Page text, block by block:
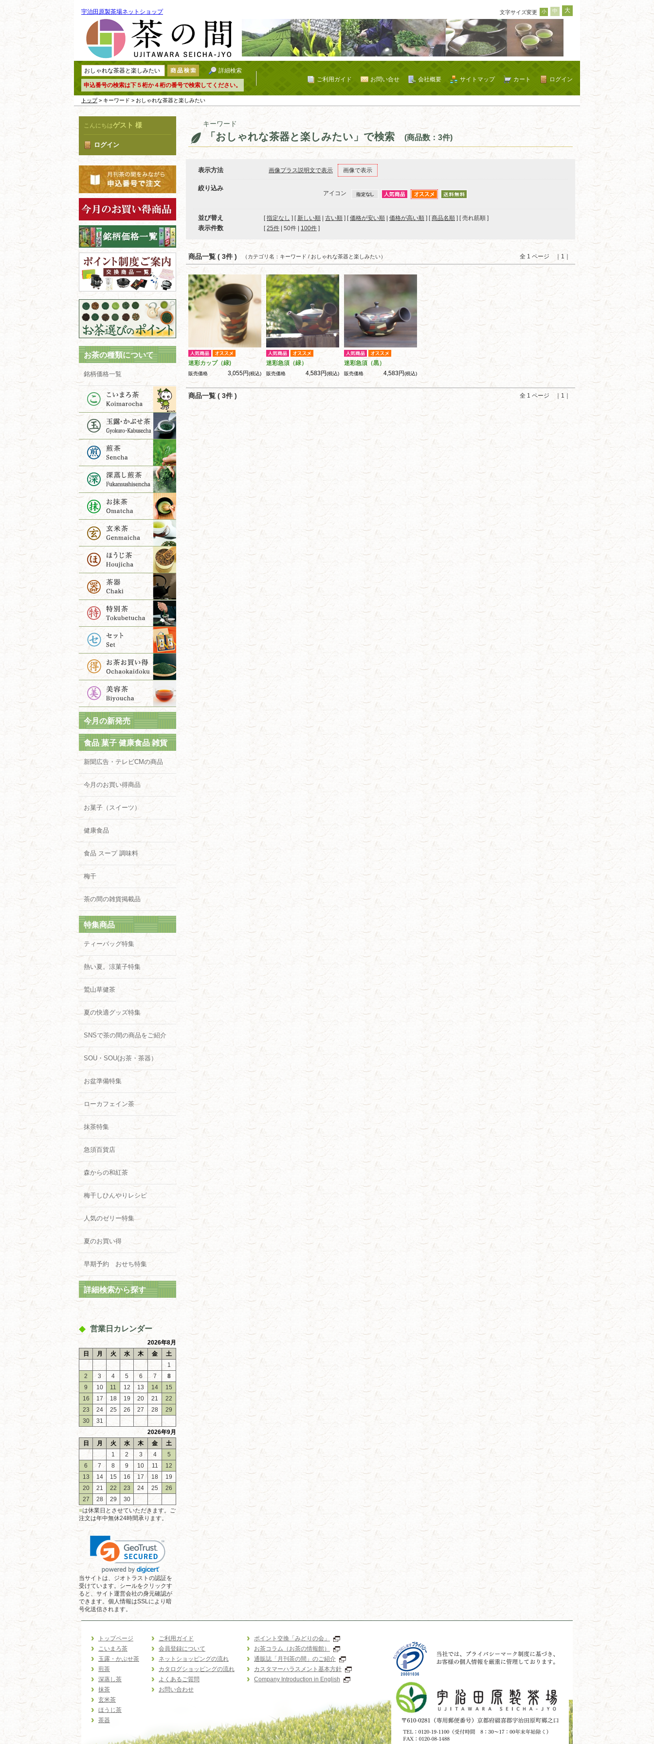
宇治田原製茶場ネットショップ 文字サイズ変更 小 中 大
詳細検索
申込番号の検索は下５桁か４桁の番号で検索してください。
ログイン
カート
サイトマップ
会社概要
お問い合せ
ご利用ガイド
トップ> キーワード > おしゃれな茶器と楽しみたい
こんにちはゲスト 様
ログイン
お茶の種類について
銘柄価格一覧
今月の新発売
食品 菓子 健康食品 雑貨
新聞広告・テレビCMの商品
今月のお買い得商品
お菓子（スイーツ）
健康食品
食品 スープ 調味料
梅干
茶の間の雑貨掲載品
特集商品
ティーバッグ特集
熱い夏。涼菓子特集
鷲山草健茶
夏の快適グッズ特集
SNSで茶の間の商品をご紹介
SOU・SOU(お茶・茶器）
お盆準備特集
ローカフェイン茶
抹茶特集
急須百貨店
森からの和紅茶
梅干しひんやりレシピ
人気のゼリー特集
夏のお買い得
早期予約 おせち特集
詳細検索から探す
営業日カレンダー
2026年8月
日
月 火 水 木 金
土
1
2
3 4 5 6 7
8
9
10 11 12 13 14
15
16
17 18 19 20 21
22
23
24 25 26 27 28
29
30
31
2026年9月
日
月 火 水 木 金
土
1
2 3 4
5
6
7 8 9 10 11
12
13
14 15 16 17 18
19
20
21 22 23 24 25
26
27
28 29
30
■は休業日とさせていただきます。ご
注文は年中無休24時間承ります。
当サイトは、ジオトラストの認証を
受けています。シールをクリックす
ると、サイト運営会社の身元確認が
できます。個人情報はSSLにより暗
号化送信されます。
キーワード
「おしゃれな茶器と楽しみたい」で検索 (商品数：3件)
表示方法 画像プラス説明文で表示 画像で表示
絞り込み
アイコン
並び替え [指定なし ] [ 新しい順 古い順 ] [価格が安い順 価格が高い順 ] [商品名順 ] [ 売れ筋順 ]
表示件数 [ 25件 50件 100件 ]
商品一覧 ( 3件 ) 全 1 ページ ｜1｜
（カテゴリ名：キーワード / おしゃれな茶器と楽しみたい）
迷彩カップ（緑)
販売価格 3,055円(税込)
迷彩急須（緑）
販売価格 4,583円(税込)
迷彩急須（黒）
販売価格 4,583円(税込)
商品一覧 ( 3件 ) 全 1 ページ ｜1｜
トップページ
こいまろ茶
玉露・かぶせ茶
煎茶
深蒸し茶
抹茶
玄米茶
ほうじ茶
茶器
ご利用ガイド
会員登録について
ネットショッピングの流れ
カタログショッピングの流れ
よくあるご質問
お問い合わせ
ポイント交換「みどりの会」
お茶コラム（お茶の情報館）
通販誌「月刊茶の間」のご紹介
カスタマーハラスメント基本方針
Company Introduction in English